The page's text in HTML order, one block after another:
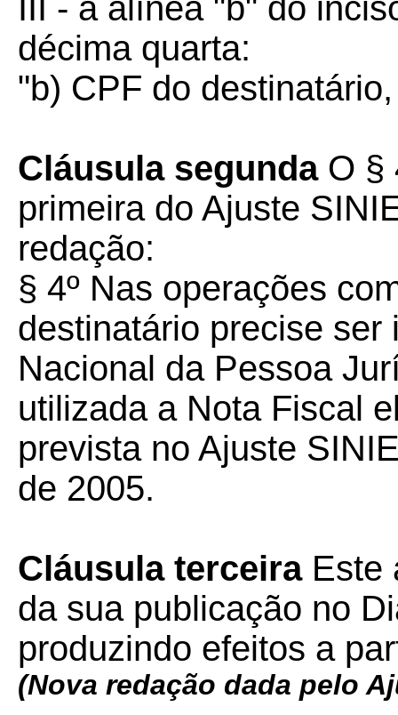
III - a alínea "b" do
décima quarta:
"b) CPF do
Cláusula segundaO §
primeira do Ajuste
redação:
§ 4º Nas operações
destinatário precise
Nacional da Pessoa
utilizada a Nota Fiscal
prevista no Ajuste
de 2005.
Cláusula terceiraEste
da sua publicação no
produzindo efeitos a
(Nova redação dada pelo